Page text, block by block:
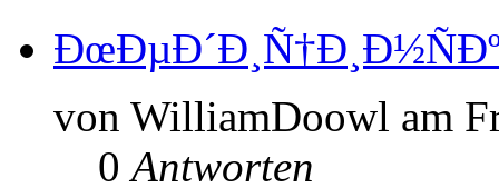
von WilliamDoowl am
0Antworten